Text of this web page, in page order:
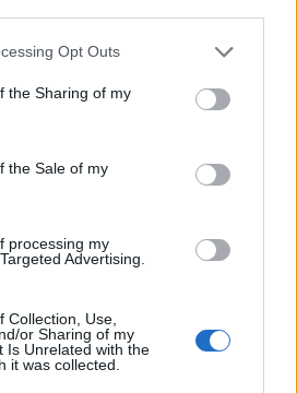
app uses one or more Google
usage behaviour. You may click to
Google and its third-party tags to
specified purposes in below Google
Opt Outs
the Sharing of my
the Sale of my
processing my
Advertising.
Collection, Use,
or Sharing of my
Is Unrelated with the
it was collected.
και άνετη διαμονή.
να ξεκουραστείτε και να
στην πισίνα. Η θέα της
το βλέμμα προσφέροντας στιγμές